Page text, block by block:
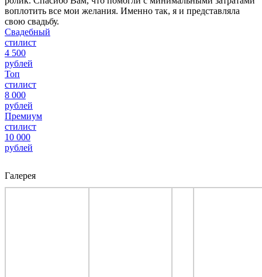
воплотить все мои желания. Именно так, я и представляла
свою свадьбу.
Свадебный
стилист
4 500
рублей
Топ
стилист
8 000
рублей
Премиум
стилист
10 000
рублей
Галерея